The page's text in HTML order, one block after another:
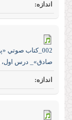
002_كتاب صوتي
صادق»_ درس اول،